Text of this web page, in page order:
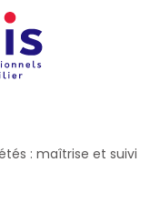
: maîtrise et suivi